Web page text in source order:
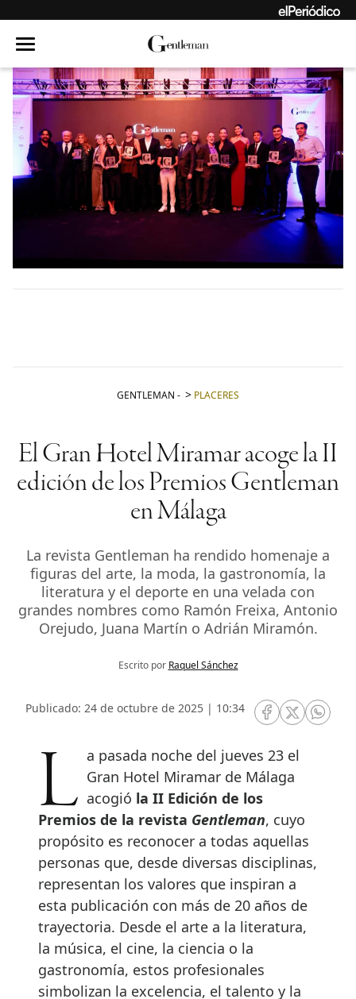
GENTLEMAN - PLACERES
El Gran Hotel Miramar acoge la II
edición de los Premios Gentleman
en Málaga
La revista Gentleman ha rendido homenaje a
figuras del arte, la moda, la gastronomía, la
literatura y el deporte en una velada con
grandes nombres como Ramón Freixa, Antonio
Orejudo, Juana Martín o Adrián Miramón.
Escrito por Raquel Sánchez
Publicado: 24 de octubre de 2025 | 10:34
RRSS Facebook
RRSSRRSS
La pasada noche del jueves 23 el Gran Hotel Miramar de Málaga
acogió la II Edición de los
Premios de la revista Gentleman, cuyo
propósito es reconocer a todas aquellas
personas que, desde diversas disciplinas,
representan los valores que inspiran a
esta publicación con más de 20 años de
trayectoria. Desde el arte a la literatura,
la música, el cine, la ciencia o la
gastronomía, estos profesionales
simbolizan la excelencia, el talento y la